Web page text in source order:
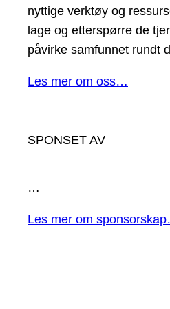
nyttige verktøy og
lage og etterspørre de
påvirke samfunnet rundt
Les mer om oss…
SPONSET AV
…
Les mer om